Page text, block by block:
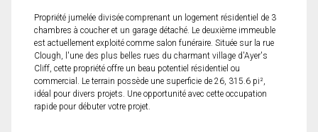
Propriété jumelée divisée comprenant un logement résidentiel de 3
chambres à coucher et un garage détaché. Le deuxième immeuble
est actuellement exploité comme salon funéraire. Située sur la rue
Clough, l'une des plus belles rues du charmant village d'Ayer's
Cliff, cette propriété offre un beau potentiel résidentiel ou
commercial. Le terrain possède une superficie de 26, 315.6 pi²,
idéal pour divers projets. Une opportunité avec cette occupation
rapide pour débuter votre projet.